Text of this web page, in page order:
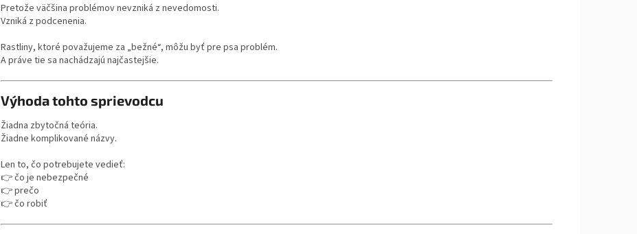
Pretože väčšina problémov nevzniká z nevedomosti.
Vzniká z podcenenia.
Rastliny, ktoré považujeme za „bežné“, môžu byť pre psa problém.
A práve tie sa nachádzajú najčastejšie.
Výhoda tohto sprievodcu
Žiadna zbytočná teória.
Žiadne komplikované názvy.
Len to, čo potrebujete vedieť:
👉 čo je nebezpečné
👉 prečo
👉 čo robiť